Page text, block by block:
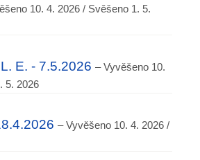
10. 4. 2026 / Svěšeno 1. 5.
E. - 7.5.2026 – Vyvěšeno 10.
5. 2026
– Vyvěšeno 10. 4. 2026 /